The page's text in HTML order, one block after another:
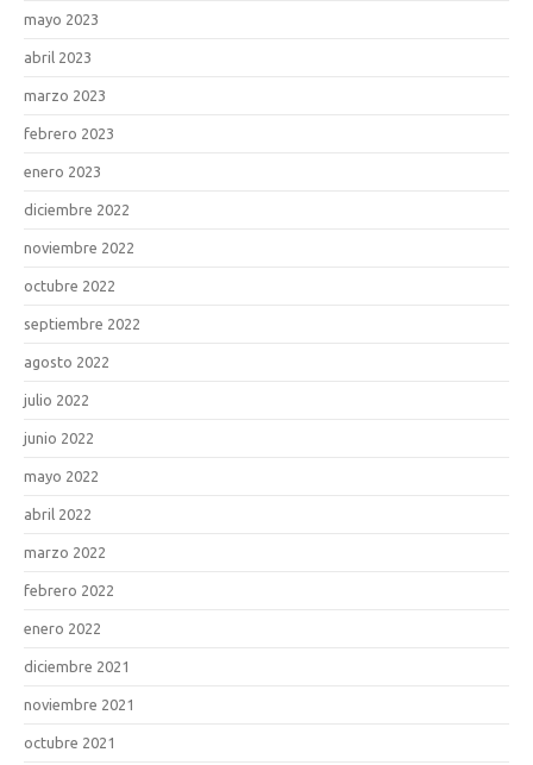
mayo 2023
abril 2023
marzo 2023
febrero 2023
enero 2023
diciembre 2022
noviembre 2022
octubre 2022
septiembre 2022
agosto 2022
julio 2022
junio 2022
mayo 2022
abril 2022
marzo 2022
febrero 2022
enero 2022
diciembre 2021
noviembre 2021
octubre 2021